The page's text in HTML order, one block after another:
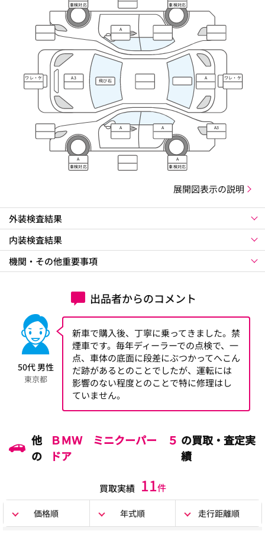
車検対応 車検対応
A
ワレ・ケ
ズレ
A3
飛び石
A ワレ・ケ
ズレ
A A A3
A
車検対応
A
車検対応
展開図表示の説明
外装検査結果
内装検査結果
機関・その他重要事項
出品者からのコメント
50代 男性
東京都
新車で購入後、丁寧に乗ってきました。禁
煙車です。毎年ディーラーでの点検で、一
点、車体の底面に段差にぶつかってへこん
だ跡があるとのことでしたが、運転には
影響のない程度とのことで特に修理はし
ていません。
他
の
ＢＭＷ ミニクーパー ５
ドア
の買取・査定実
績
買取実績 11件
価格順 年式順 走行距離順